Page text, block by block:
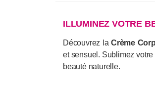
ILLUMINEZ VOTRE
Découvrez la Crème
et sensuel. Sublimez
beauté naturelle.